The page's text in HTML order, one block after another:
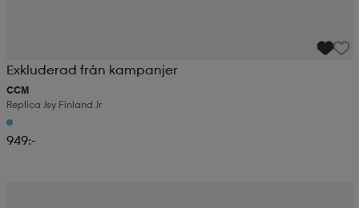
Exkluderad från kampanjer
CCM
Replica Jsy Finland Jr
949:-